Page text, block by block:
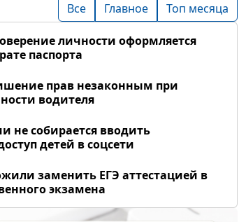
Все Главное Топ месяца
личности оформляется
паспорта
прав незаконным при
водителя
не собирается вводить
детей в соцсети
заменить ЕГЭ аттестацией в
экзамена